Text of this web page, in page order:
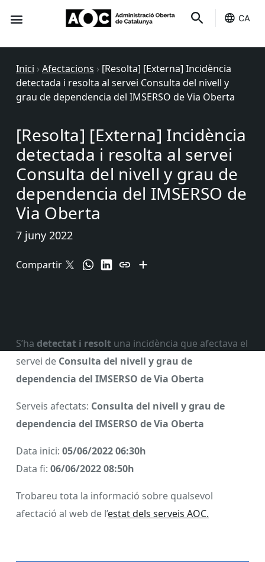
CA
Inici › Afectacions › [Resolta] [Externa] Incidència
detectada i resolta al servei Consulta del nivell y
grau de dependencia del IMSERSO de Via Oberta
[Resolta] [Externa] Incidència
detectada i resolta al servei
Consulta del nivell y grau de
dependencia del IMSERSO de
Via Oberta
7 juny 2022
Compartir
S’ha detectat i resolt una incidència que afectava el
servei de Consulta del nivell y grau de
dependencia del IMSERSO de Via Oberta
Serveis afectats: Consulta del nivell y grau de
dependencia del IMSERSO de Via Oberta
Data inici: 05/06/202206:30h
Data fi: 06/06/202208:50h
Trobareu tota la informació sobre qualsevol
afectació al web de l’estat dels serveis AOC.